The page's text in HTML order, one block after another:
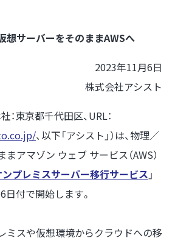
想サーバーをそのままAWSへ
2023年11月6日
株式会社アシスト
：東京都千代田区、URL：
、以下「アシスト」）は、物理／
アマゾン ウェブ サービス（AWS）
ンプレミスサーバー移行サービス 」
付で開始します。
ミスや仮想環境からクラウドへの移